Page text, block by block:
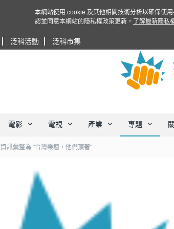
泛科活動 泛科市集
電影 電視 產業 專題
資訊彙整為 "台灣樂壇，他們頂著"
本網站使用 cookie 及其他相關技術分析以確保使
認並同意本網站的隱私權政策更新，
了解最新隱私